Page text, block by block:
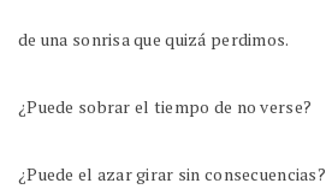
de una sonrisa que quizá perdimos.
¿Puede sobrar el tiempo de no verse?
¿Puede el azar girar sin consecuencias?